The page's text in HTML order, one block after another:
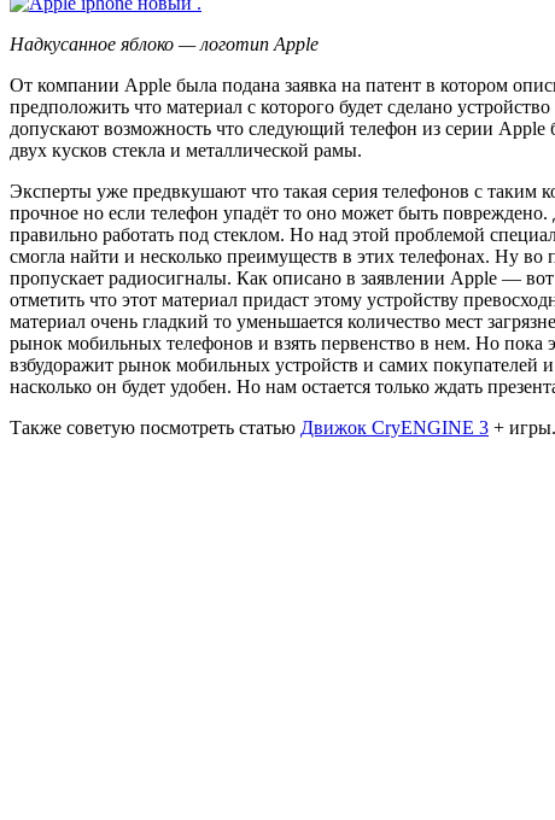
Надкусанное яблоко — логотип Apple
От компании Apple была подана заявка на патент в котором
предположить что материал с которого будет сделано
допускают возможность что следующий телефон из серии
двух кусков стекла и металлической рамы.
Эксперты уже предвкушают что такая серия телефонов с таким
прочное но если телефон упадёт то оно может быть
правильно работать под стеклом. Но над этой проблемой
смогла найти и несколько преимуществ в этих телефонах. Ну
пропускает радиосигналы. Как описано в заявлении Apple —
отметить что этот материал придаст этому устройству
материал очень гладкий то уменьшается количество мест
рынок мобильных телефонов и взять первенство в нем. Но пока
взбудоражит рынок мобильных устройств и самих покупателей
насколько он будет удобен. Но нам остается только ждать
Также советую посмотреть статью Движок CryENGINE 3 + игры.